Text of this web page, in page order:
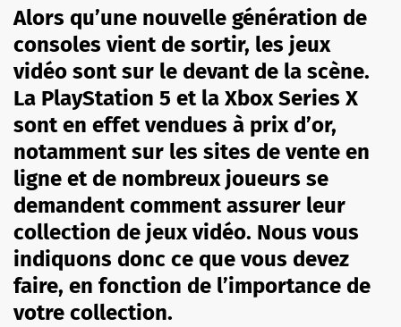
Alors qu’une nouvelle génération de
consoles vient de sortir, les jeux
vidéo sont sur le devant de la scène.
La PlayStation 5 et la Xbox Series X
sont en effet vendues à prix d’or,
notamment sur les sites de vente en
ligne et de nombreux joueurs se
demandent comment assurer leur
collection de jeux vidéo. Nous vous
indiquons donc ce que vous devez
faire, en fonction de l’importance de
votre collection.